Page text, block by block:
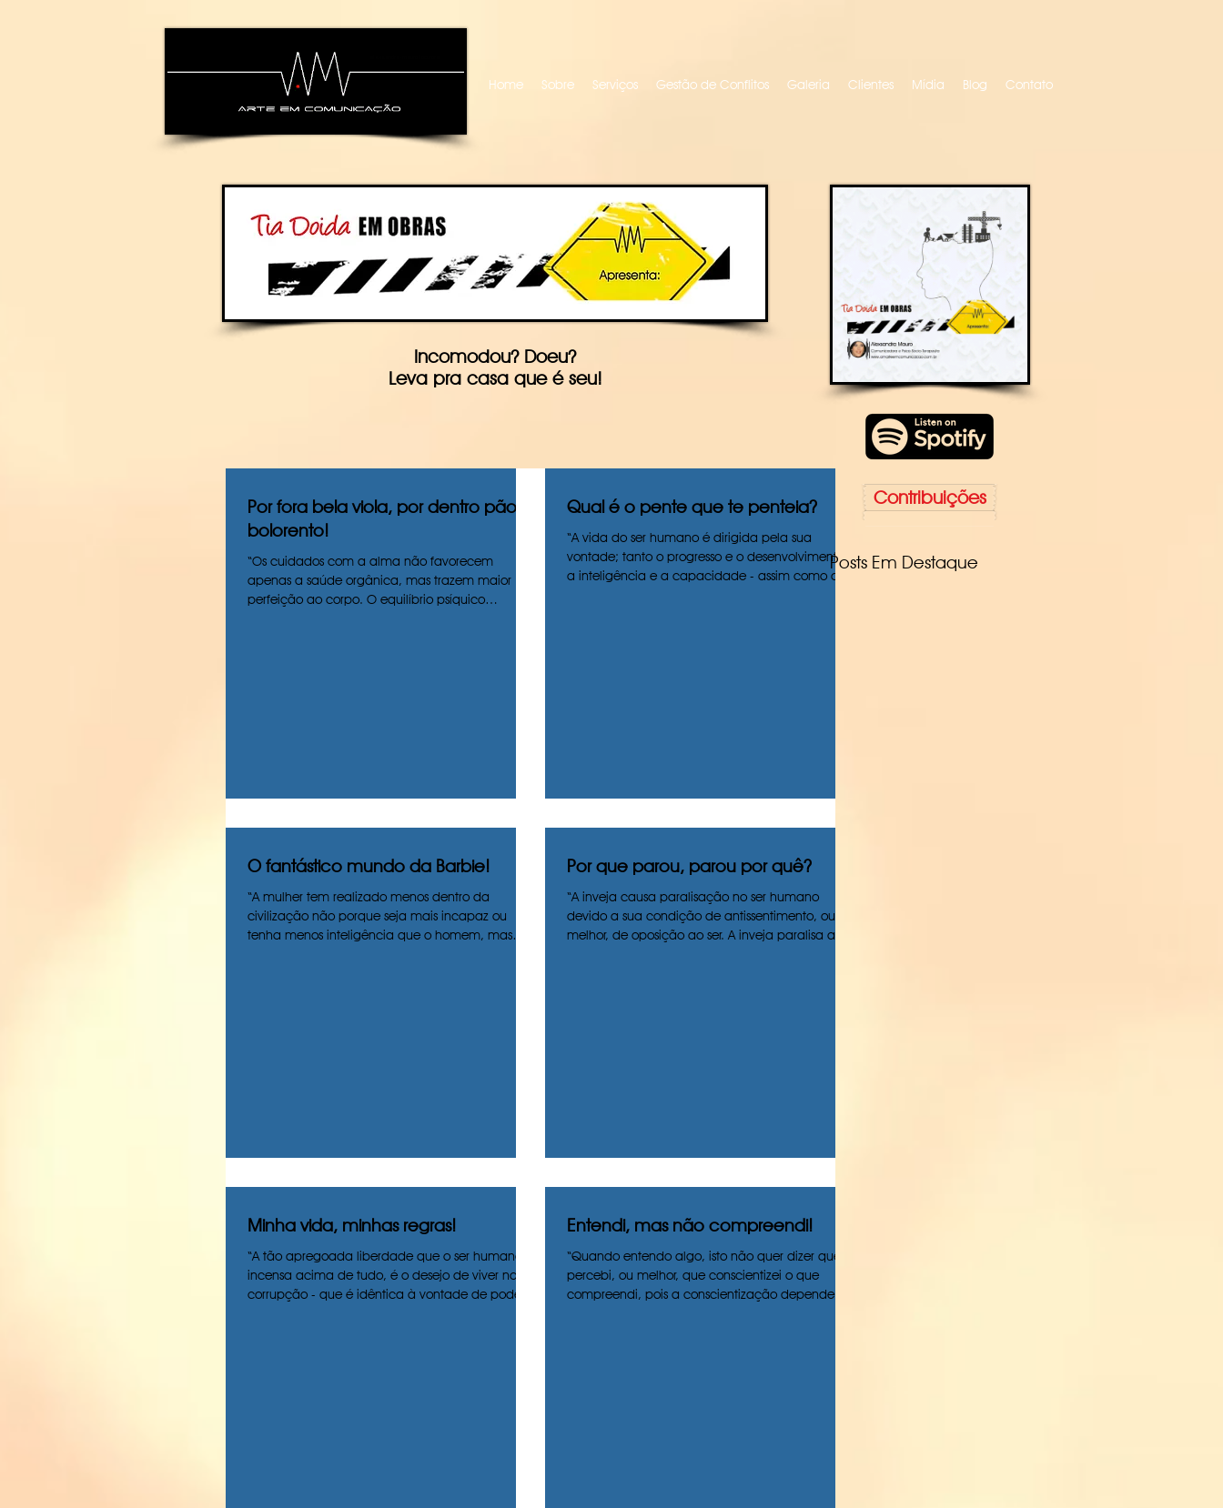
Home Sobre Serviços Gestão de Conflitos Galeria Clientes Mídia Blog Contato
Incomodou? Doeu?
Leva pra casa que é seu!
Por fora bela viola, por dentro pão
bolorento!
“Os cuidados com a alma não favorecem
apenas a saúde orgânica, mas trazem maior
perfeição ao corpo. O equilíbrio psíquico
Qual é o pente que te penteia?
“A vida do ser humano é dirigida pela sua
vontade; tanto o progresso e o desenvolvimento,
a inteligência e a capacidade - assim como a...
O fantástico mundo da Barbie!
“A mulher tem realizado menos dentro da
civilização não porque seja mais incapaz ou
tenha menos inteligência que o homem, mas
Por que parou, parou por quê?
“A inveja causa paralisação no ser humano
devido a sua condição de antissentimento, ou
melhor, de oposição ao ser. A inveja paralisa até...
Minha vida, minhas regras!
“A tão apregoada liberdade que o ser humano
incensa acima de tudo, é o desejo de viver na
corrupção - que é idêntica à vontade de poder...
Entendi, mas não compreendi!
“Quando entendo algo, isto não quer dizer que já
percebi, ou melhor, que conscientizei o que
compreendi, pois a conscientização depende...
Contribuições
Posts Em Destaque